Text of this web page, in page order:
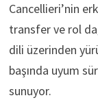
Cancellieri’nin
transfer ve rol
dili üzerinden
başında uyum
sunuyor.